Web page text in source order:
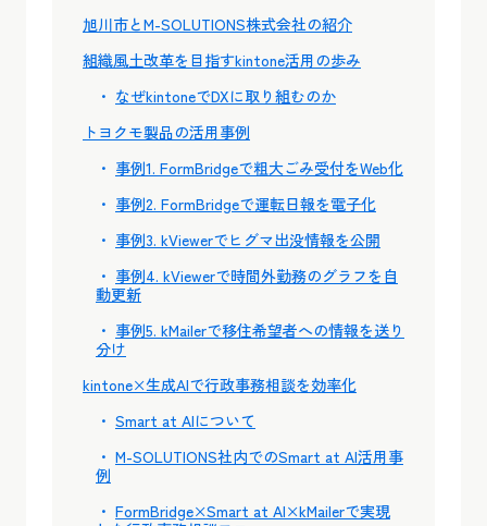
旭川市とM-SOLUTIONS株式会社の紹介
組織風土改革を目指すkintone活用の歩み
なぜkintoneでDXに取り組むのか
トヨクモ製品の活用事例
事例1. FormBridgeで粗大ごみ受付をWeb化
事例2. FormBridgeで運転日報を電子化
事例3. kViewerでヒグマ出没情報を公開
事例4. kViewerで時間外勤務のグラフを自
動更新
事例5. kMailerで移住希望者への情報を送り
分け
kintone×生成AIで行政事務相談を効率化
Smart at AIについて
M-SOLUTIONS社内でのSmart at AI活用事
例
FormBridge×Smart at AI×kMailerで実現